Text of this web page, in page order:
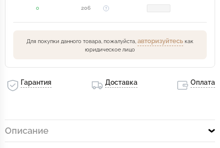
0
206
Для покупки данного товара, пожалуйста, авторизуйтесь как
юридическое лицо
Гарантия Доставка Оплата
Описание